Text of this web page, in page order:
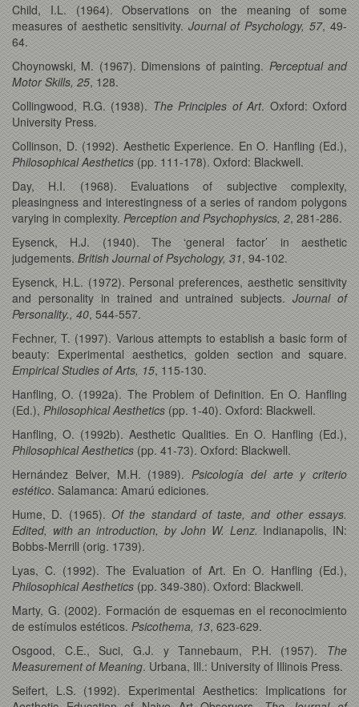
Child, I.L. (1964). Observations on the meaning of some
measures of aesthetic sensitivity. Journal of Psychology, 57, 49-
64.
Choynowski, M. (1967). Dimensions of painting. Perceptual and
Motor Skills, 25, 128.
Collingwood, R.G. (1938). The Principles of Art. Oxford: Oxford
University Press.
Collinson, D. (1992). Aesthetic Experience. En O. Hanfling (Ed.),
Philosophical Aesthetics (pp. 111-178). Oxford: Blackwell.
Day, H.I. (1968). Evaluations of subjective complexity,
pleasingness and interestingness of a series of random polygons
varying in complexity. Perception and Psychophysics, 2, 281-286.
Eysenck, H.J. (1940). The ‘general factor’ in aesthetic
judgements. British Journal of Psychology, 31, 94-102.
Eysenck, H.L. (1972). Personal preferences, aesthetic sensitivity
and personality in trained and untrained subjects.Journal of
Personality., 40, 544-557.
Fechner, T. (1997). Various attempts to establish a basic form of
beauty: Experimental aesthetics, golden section and square.
Empirical Studies of Arts, 15, 115-130.
Hanfling, O. (1992a). The Problem of Definition. En O. Hanfling
(Ed.), Philosophical Aesthetics (pp. 1-40). Oxford: Blackwell.
Hanfling, O. (1992b). Aesthetic Qualities. En O. Hanfling (Ed.),
Philosophical Aesthetics (pp. 41-73). Oxford: Blackwell.
Hernández Belver, M.H. (1989). Psicología del arte y criterio
estético. Salamanca: Amarú ediciones.
Hume, D. (1965). Of the standard of taste, and other essays.
Edited, with an introduction, by John W. Lenz. Indianapolis, IN:
Bobbs-Merrill (orig. 1739).
Lyas, C. (1992). The Evaluation of Art. En O. Hanfling (Ed.),
Philosophical Aesthetics (pp. 349-380). Oxford: Blackwell.
Marty, G. (2002). Formación de esquemas en el reconocimiento
de estímulos estéticos. Psicothema, 13, 623-629.
Osgood, C.E., Suci, G.J. y Tannebaum, P.H. (1957). The
Measurement of Meaning. Urbana, Ill.: University of Illinois Press.
Seifert, L.S. (1992). Experimental Aesthetics: Implications for